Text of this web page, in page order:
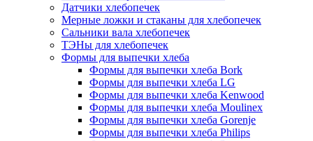
Датчики хлебопечек
Мерные ложки и стаканы для хлебопечек
Сальники вала хлебопечек
ТЭНы для хлебопечек
Формы для выпечки хлеба
Формы для выпечки хлеба Bork
Формы для выпечки хлеба LG
Формы для выпечки хлеба Kenwood
Формы для выпечки хлеба Moulinex
Формы для выпечки хлеба Gorenje
Формы для выпечки хлеба Philips